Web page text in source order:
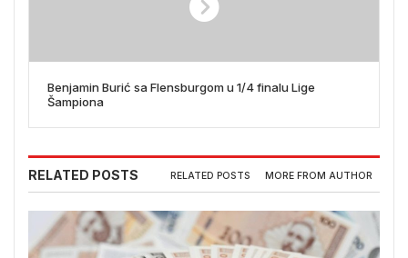
Benjamin Burić sa Flensburgom u 1/4 finalu Lige
Šampiona
RELATED POSTS RELATED POSTS MORE FROM AUTHOR